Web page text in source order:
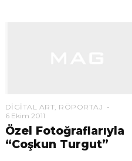
DIGITAL ART RÖPORTAJ
6 Ekim 2011
Özel Fotoğraflarıyla
“Coşkun Turgut”